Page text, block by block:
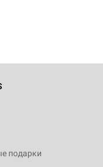
подарки
Hobby World Берсерк.